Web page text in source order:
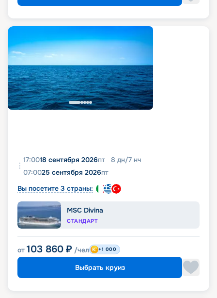
17:0018 сентября 2026пт 8 дн/7 нч
07:0025 сентября 2026пт
Вы посетите 3 страны:
MSC Divina
СТАНДАРТ
от 103 860 ₽ /чел +1 000
Выбрать круиз